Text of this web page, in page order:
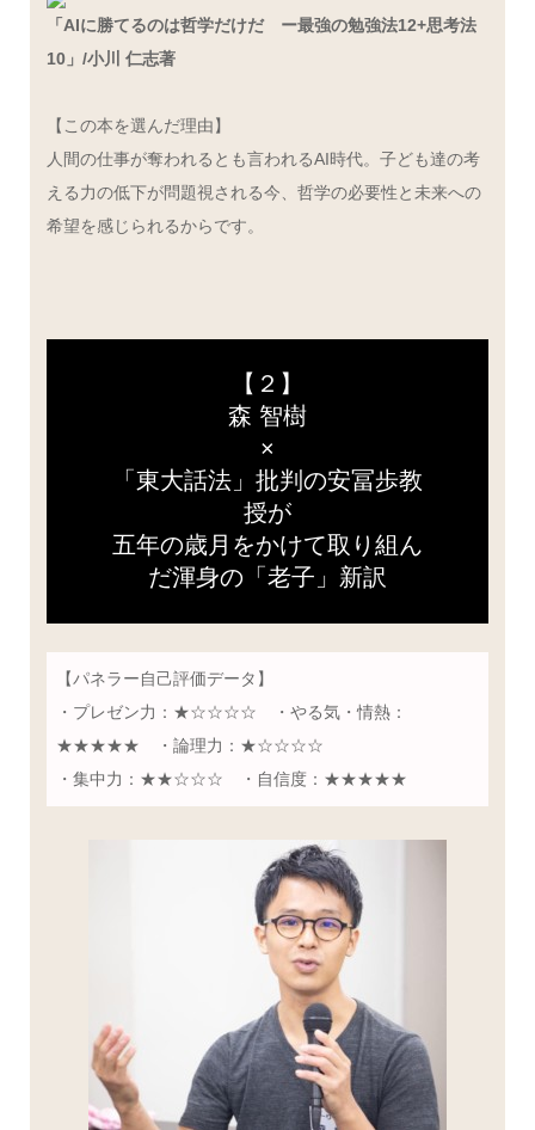
「AIに勝てるのは哲学だけだ ー最強の勉強法12+思考法
10」/小川 仁志著
【この本を選んだ理由】
人間の仕事が奪われるとも言われるAI時代。子ども達の考
える力の低下が問題視される今、哲学の必要性と未来への
希望を感じられるからです。
【２】
森 智樹
×
「東大話法」批判の安冨歩教
授が
五年の歳月をかけて取り組ん
だ渾身の「老子」新訳
【パネラー自己評価データ】
・プレゼン力：★☆☆☆☆ ・やる気・情熱：
★★★★★ ・論理力：★☆☆☆☆
・集中力：★★☆☆☆ ・自信度：★★★★★